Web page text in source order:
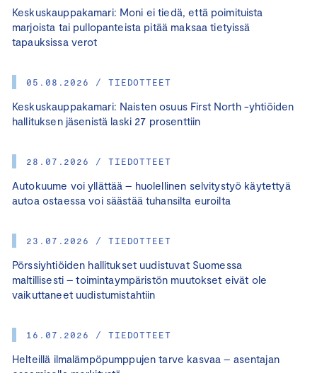
Keskuskauppakamari: Moni ei tiedä, että poimituista
marjoista tai pullopanteista pitää maksaa tietyissä
tapauksissa verot
05.08.2026 / TIEDOTTEET
Keskuskauppakamari: Naisten osuus First North -yhtiöiden
hallituksen jäsenistä laski 27 prosenttiin
28.07.2026 / TIEDOTTEET
Autokuume voi yllättää – huolellinen selvitystyö käytettyä
autoa ostaessa voi säästää tuhansilta euroilta
23.07.2026 / TIEDOTTEET
Pörssiyhtiöiden hallitukset uudistuvat Suomessa
maltillisesti – toimintaympäristön muutokset eivät ole
vaikuttaneet uudistumistahtiin
16.07.2026 / TIEDOTTEET
Helteillä ilmalämpöpumppujen tarve kasvaa – asentajan